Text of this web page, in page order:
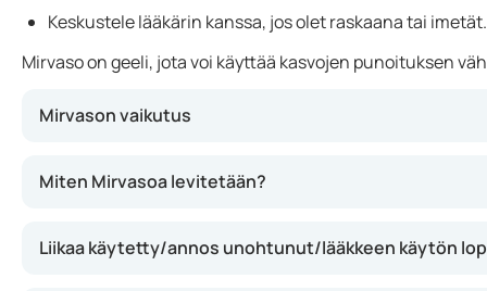
Keskustele lääkärin kanssa, jos olet raskaana tai imetät.
Mirvaso on geeli, jota voi käyttää kasvojen punoituksen
Mirvason vaikutus
Miten Mirvasoa levitetään?
Liikaa käytetty/annos unohtunut/lääkkeen käytön